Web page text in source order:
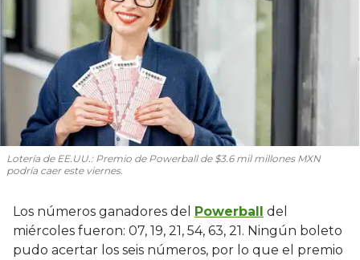
Lotería de EE.UU.: Premio de Powerball de $3.6 mil millones MXN
podría caer este viernes.
Los números ganadores del Powerball del
miércoles fueron: 07, 19, 21, 54, 63, 21. Ningún boleto
pudo acertar los seis números, por lo que el premio